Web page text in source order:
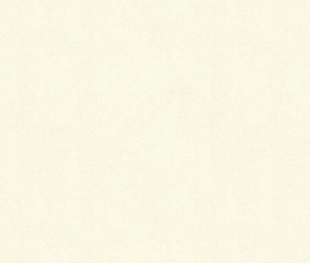
PDFのダウンロード